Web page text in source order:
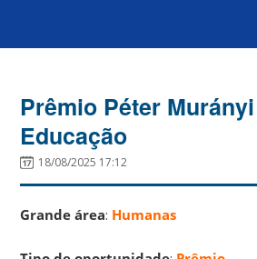
Prêmio Péter
Educação
18/08/2025 17:12
Grande área: Humanas